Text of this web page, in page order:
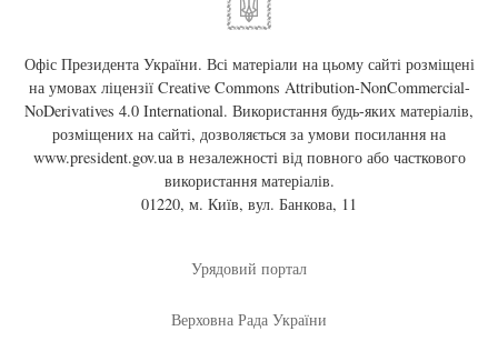
Офіс Президента України. Всі матеріали на цьому сайті розміщені
на умовах ліцензії Creative Commons Attribution-NonCommercial-
NoDerivatives 4.0 International. Використання будь-яких матеріалів,
розміщених на сайті, дозволяється за умови посилання на
www.president.gov.uaв незалежності від повного або часткового
використання матеріалів.
01220, м. Київ, вул. Банкова, 11
Урядовий портал
Верховна Рада України